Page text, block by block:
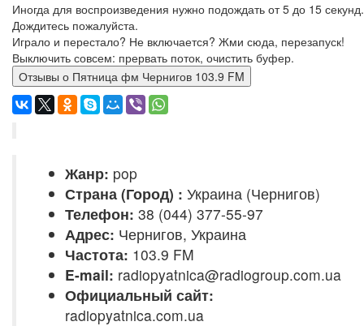
Иногда для воспроизведения нужно подождать от 5 до 15 секунд.
Дождитесь пожалуйста.
Играло и перестало? Не включается? Жми сюда, перезапуск!
Выключить совсем: прервать поток, очистить буфер.
Отзывы о Пятница фм Чернигов 103.9 FM
Жанр: pop
Страна (Город) : Украина (Чернигов)
Телефон: 38 (044) 377-55-97
Адрес: Чернигов, Украина
Частота: 103.9 FM
E-mail: radiopyatnica@radiogroup.com.ua
Официальный сайт:
radiopyatnica.com.ua